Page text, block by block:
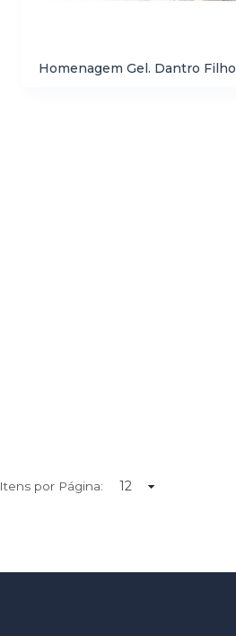
Homenagem Gel. Dantro Filho
Itens por Página: